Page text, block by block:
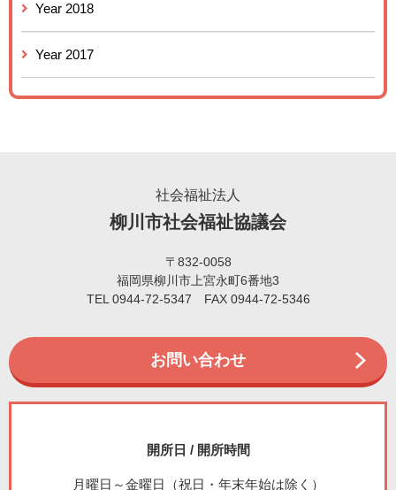
Year 2018
Year 2017
社会福祉法人
柳川市社会福祉協議会
〒832-0058
福岡県柳川市上宮永町6番地3
TEL 0944-72-5347 FAX 0944-72-5346
お問い合わせ
開所日 / 開所時間
月曜日～金曜日（祝日・年末年始は除く）